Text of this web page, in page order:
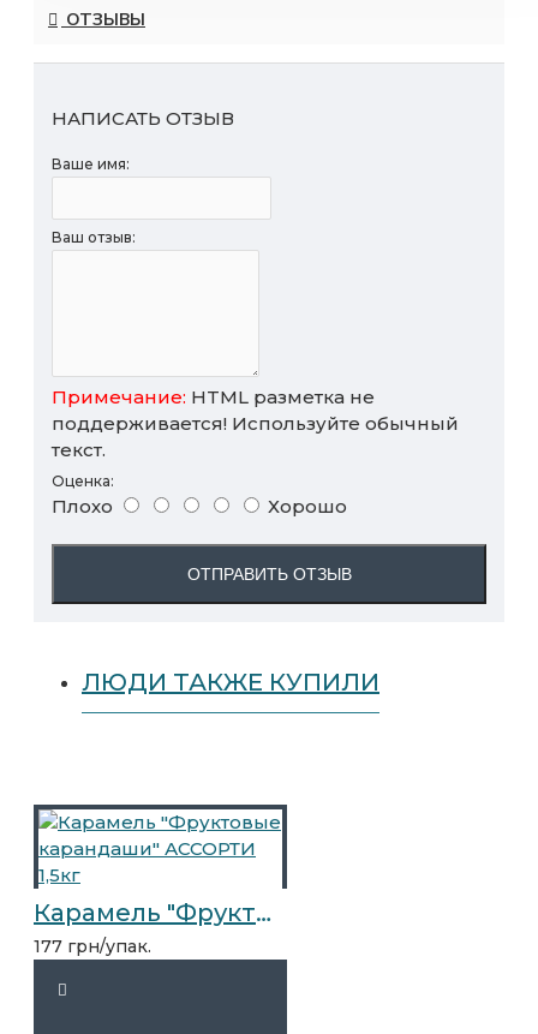
ОТЗЫВЫ
НАПИСАТЬ ОТЗЫВ
Ваше имя:
Ваш отзыв:
Примечание: HTML разметка не
поддерживается! Используйте обычный
текст.
Оценка:
Плохо Хорошо
ОТПРАВИТЬ ОТЗЫВ
ЛЮДИ ТАКЖЕ КУПИЛИ
Карамель "Фруктовые карандаши" АССОРТИ 1,5кг
177 грн/упак.